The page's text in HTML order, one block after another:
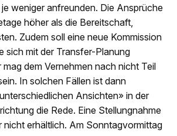
weniger anfreunden. Die Ansprüche
höher als die Bereitschaft,
Zudem soll eine neue Kommission
sich mit der Transfer-Planung
dem Vernehmen nach nicht Teil
In solchen Fällen ist dann
Ansichten» in der
die Rede. Eine Stellungnahme
nicht erhältlich. Am Sonntagvormittag